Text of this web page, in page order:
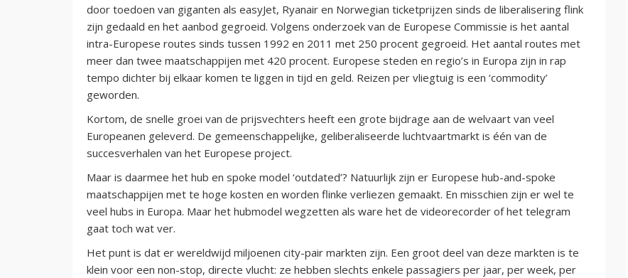
door toedoen van giganten als easyJet, Ryanair en Norwegian ticketprijzen sinds de liberalisering flink
zijn gedaald en het aanbod gegroeid. Volgens onderzoek van de Europese Commissie is het aantal
intra-Europese routes sinds tussen 1992 en 2011 met 250 procent gegroeid. Het aantal routes met
meer dan twee maatschappijen met 420 procent. Europese steden en regio’s in Europa zijn in rap
tempo dichter bij elkaar komen te liggen in tijd en geld. Reizen per vliegtuig is een ‘commodity’
geworden.
Kortom, de snelle groei van de prijsvechters heeft een grote bijdrage aan de welvaart van veel
Europeanen geleverd. De gemeenschappelijke, geliberaliseerde luchtvaartmarkt is één van de
succesverhalen van het Europese project.
Maar is daarmee het hub en spoke model ‘outdated’? Natuurlijk zijn er Europese hub-and-spoke
maatschappijen met te hoge kosten en worden flinke verliezen gemaakt. En misschien zijn er wel te
veel hubs in Europa. Maar het hubmodel wegzetten als ware het de videorecorder of het telegram
gaat toch wat ver.
Het punt is dat er wereldwijd miljoenen city-pair markten zijn. Een groot deel van deze markten is te
klein voor een non-stop, directe vlucht: ze hebben slechts enkele passagiers per jaar, per week, per